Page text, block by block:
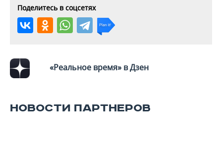
Поделитесь в соцсетях
«Реальное время» в Дзен
НОВОСТИ ПАРТНЕРОВ